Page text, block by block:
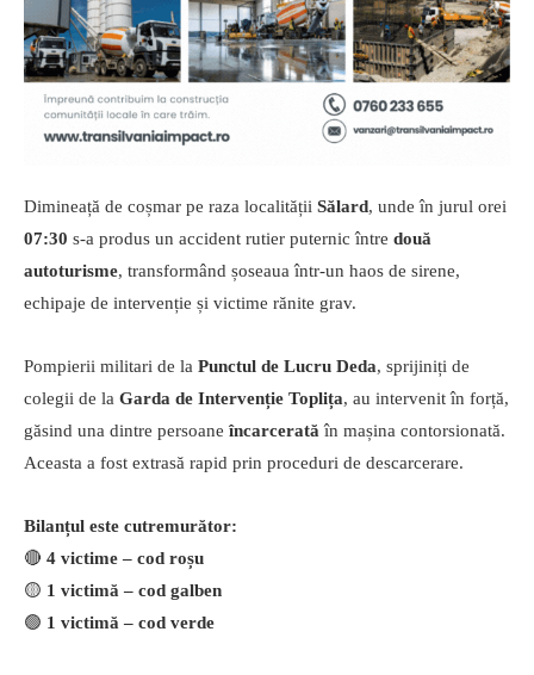
Dimineață de coșmar pe raza localității Sălard, unde în jurul orei
07:30 s-a produs un accident rutier puternic între două
autoturisme, transformând șoseaua într-un haos de sirene,
echipaje de intervenție și victime rănite grav.
Pompierii militari de la Punctul de Lucru Deda, sprijiniți de
colegii de la Garda de Intervenție Toplița, au intervenit în forță,
găsind una dintre persoane încarcerată în mașina contorsionată.
Aceasta a fost extrasă rapid prin proceduri de descarcerare.
Bilanțul este cutremurător:
🔴 4 victime – cod roșu
🟡 1 victimă – cod galben
🟢 1 victimă – cod verde